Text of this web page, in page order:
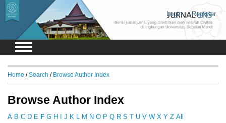
Login Register
Home /Search / Browse Author Index
Browse Author Index
A B C D E F G H J K M N O P Q R S T U V W X Y Z All